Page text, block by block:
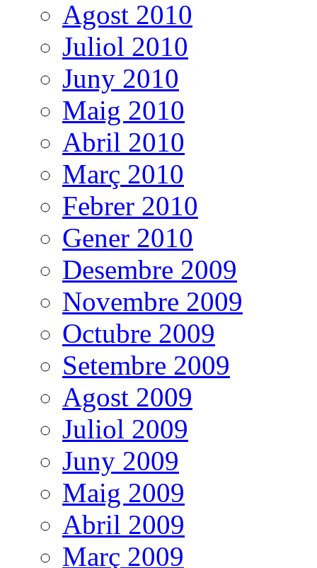
Agost 2010
Juliol 2010
Juny 2010
Maig 2010
Abril 2010
Març 2010
Febrer 2010
Gener 2010
Desembre 2009
Novembre 2009
Octubre 2009
Setembre 2009
Agost 2009
Juliol 2009
Juny 2009
Maig 2009
Abril 2009
Març 2009